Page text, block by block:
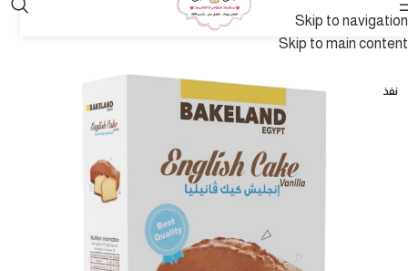
Skip to navigation
Skip to main content
نفذ